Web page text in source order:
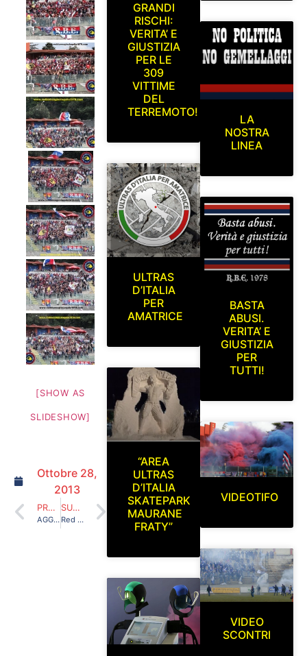
[SHOW AS
SLIDESHOW]
Ottobre 28,
2013
PRECEDENTE
AGGIORNAMENTO SEZIONE FOTO R.B.E. 2013/2014
SUCCESSIVO
Red Blue Eagles L’Aquila 1978 ad Aprilia. Coppa Italia di Lega Pro. Aprilia-L’Aquila Mercoledi 2 Ottobre 2013
GRANDI
RISCHI:
VERITA’ E
GIUSTIZIA
PER LE
309
VITTIME
DEL
TERREMOTO!
ULTRAS
D’ITALIA
PER
AMATRICE
“AREA
ULTRAS
D’ITALIA
SKATEPARK
MAURANE
FRATY”
LA
NOSTRA
LINEA
BASTA
ABUSI.
VERITA’ E
GIUSTIZIA
PER
TUTTI!
VIDEOTIFO
VIDEO
SCONTRI